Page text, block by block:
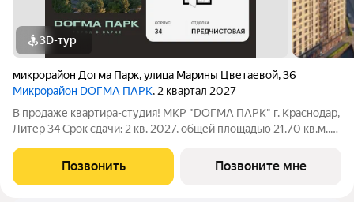
3D-тур
микрорайон Догма Парк,улица Марины Цветаевой,36
Микрорайон DОГМА ПАРК, 2 квартал 2027
В продаже квартира-студия! МКР "DОГМА ПАРК" г. Краснодар,
Литер 34 Срок сдачи: 2 кв. 2027, общей площадью 21.70 кв.м.,
сочетающий в себе стильную архитектуру современного
города, и настоящий зеленый
Позвонить Позвоните мне